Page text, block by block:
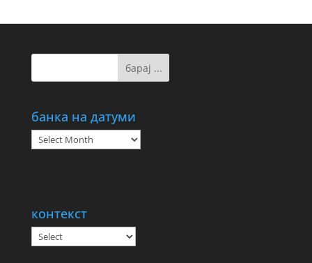
банка на датуми
банка
на
контекст